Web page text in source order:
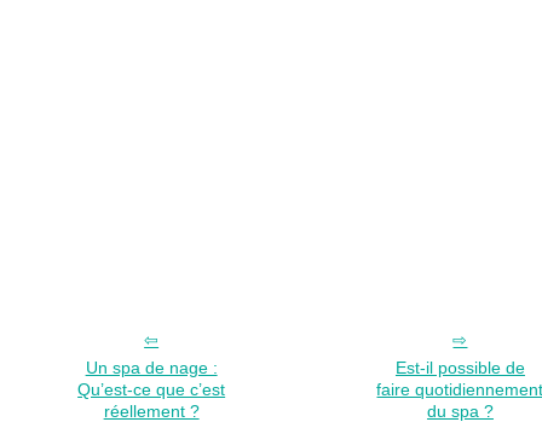
Un spa de nage :
Qu’est-ce que c’est
réellement ?
Est-il possible de
faire
du spa ?